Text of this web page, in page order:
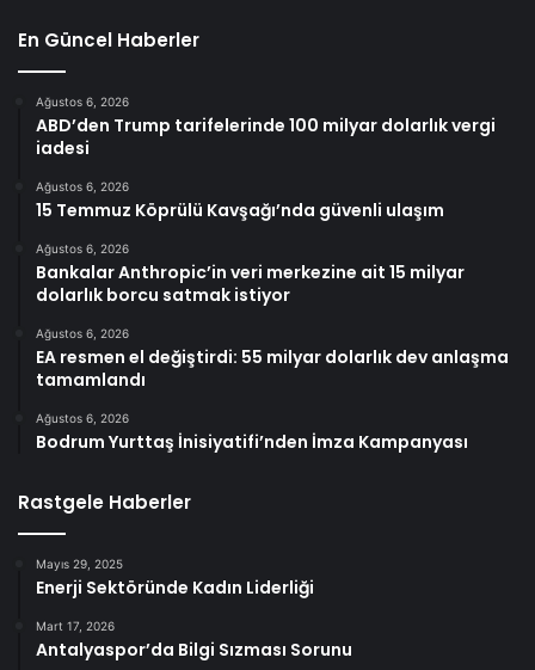
En Güncel Haberler
Ağustos 6, 2026
ABD’den Trump tarifelerinde 100 milyar dolarlık vergi
iadesi
Ağustos 6, 2026
15 Temmuz Köprülü Kavşağı’nda güvenli ulaşım
Ağustos 6, 2026
Bankalar Anthropic’in veri merkezine ait 15 milyar
dolarlık borcu satmak istiyor
Ağustos 6, 2026
EA resmen el değiştirdi: 55 milyar dolarlık dev anlaşma
tamamlandı
Ağustos 6, 2026
Bodrum Yurttaş İnisiyatifi’nden İmza Kampanyası
Rastgele Haberler
Mayıs 29, 2025
Enerji Sektöründe Kadın Liderliği
Mart 17, 2026
Antalyaspor’da Bilgi Sızması Sorunu